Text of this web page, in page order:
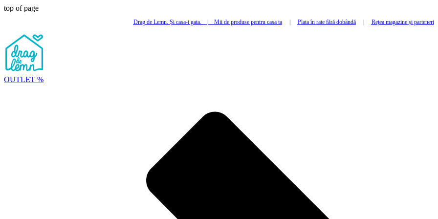
top of page
Drag de Lemn. Și casa-i gata. Mii de produse pentru casa ta| Plata în rate fără dobândă| Rețea magazine și parteneri
OUTLET %